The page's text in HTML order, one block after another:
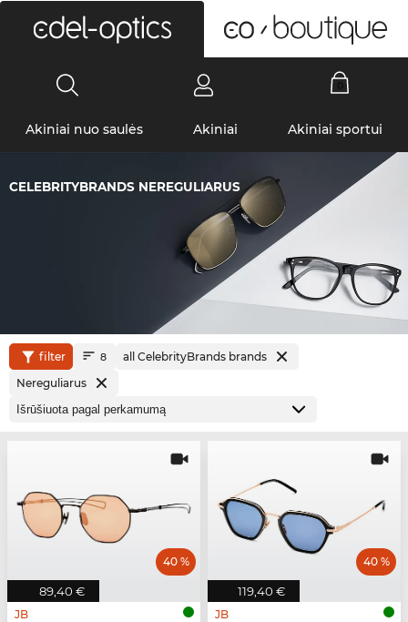
Akiniai nuo saulės Akiniai Akiniai sportui
CELEBRITYBRANDS NEREGULIARUS
filter 8
all CelebrityBrands brands
Nereguliarus
89,40 €
40 %
JB
119,40 €
40 %
JB